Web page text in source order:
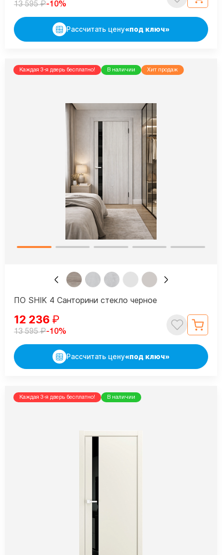
13 595₽-10%
Рассчитать цену«под ключ»
Каждая 3-я дверь бесплатно! В наличии Хит продаж
ПО SHIK 4 Санторини стекло черное
12 236 ₽
13 595₽-10%
Рассчитать цену«под ключ»
Каждая 3-я дверь бесплатно! В наличии